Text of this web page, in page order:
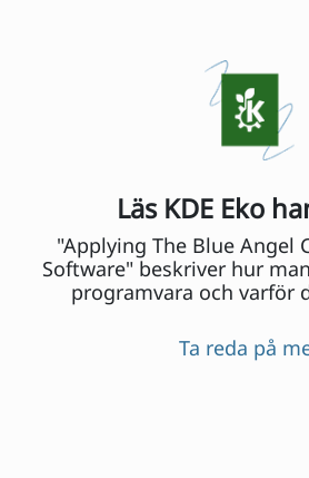
Läs KDE Eko
"Applying The Blue Angel
Software" beskriver hur
programvara och varför
Ta reda på